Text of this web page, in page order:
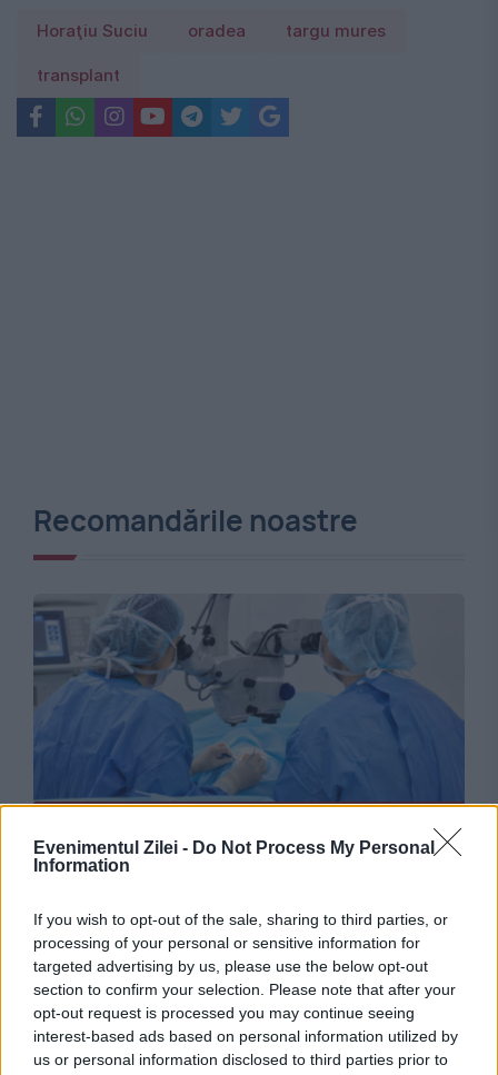
Evenimentul Zilei - Do Not Process My Personal
Information
If you wish to opt-out of the sale, sharing to third parties, or
processing of your personal or sensitive information for
targeted advertising by us, please use the below opt-out
section to confirm your selection. Please note that after your
opt-out request is processed you may continue seeing
interest-based ads based on personal information utilized by
us or personal information disclosed to third parties prior to
Horaţiu Suciu oradea targu mures
transplant
Recomandările noastre
Doi medici din București, achitați definitiv
Italia